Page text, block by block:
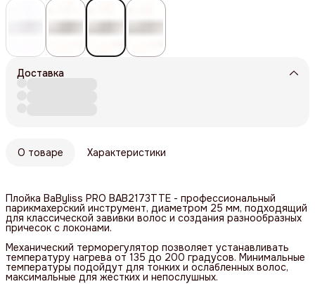
Доставка
О товаре Характеристики
Плойка BaByliss PRO BAB2173TTE - профессиональный
парикмахерский инструмент, диаметром 25 мм, подходящий
для классической завивки волос и создания разнообразных
причесок с локонами.
Механический терморегулятор позволяет устанавливать
температуру нагрева от 135 до 200 градусов. Минимальные
температуры подойдут для тонких и ослабленных волос,
максимальные для жестких и непослушных.